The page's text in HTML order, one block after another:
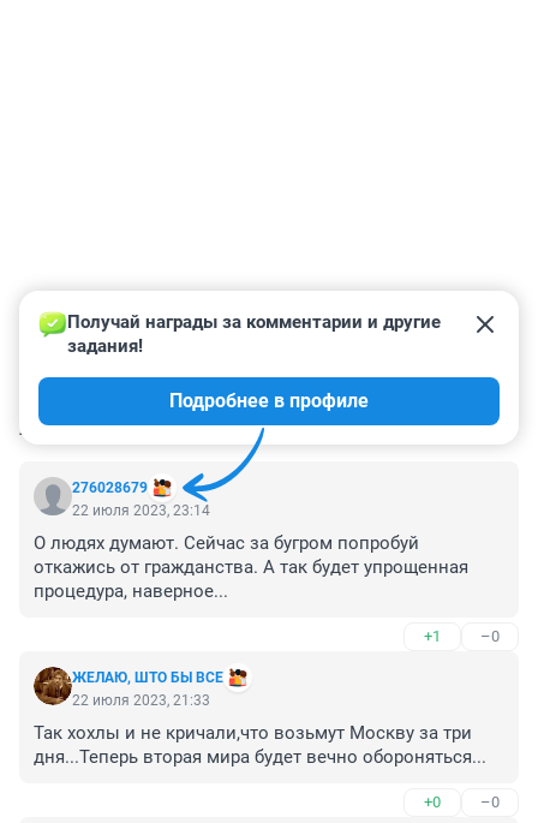
КОММЕНТАРИИ 157
276028679
Получай награды за комментарии и другие
задания!
Подробнее в профиле
22 июля 2023, 23:14
О людях думают. Сейчас за бугром попробуй
откажись от гражданства. А так будет упрощенная
процедура, наверное...
+1 –0
ЖЕЛАЮ, ШТО БЫ ВСЕ
22 июля 2023, 21:33
Так хохлы и не кричали,что возьмут Москву за три
дня...Теперь вторая мира будет вечно обороняться...
+0 –0